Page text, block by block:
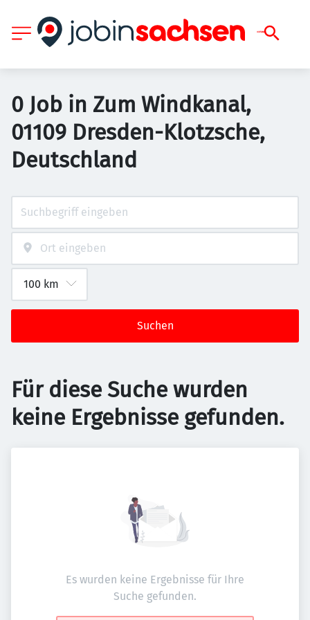
0 Job in Zum Windkanal,
01109 Dresden-Klotzsche,
Deutschland
Suchen
Für diese Suche wurden
keine Ergebnisse gefunden.
Es wurden keine Ergebnisse für Ihre
Suche gefunden.